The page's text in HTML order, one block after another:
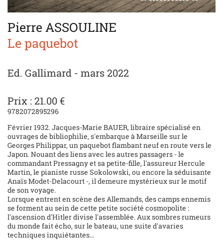
Pierre ASSOULINE
Le paquebot
Ed. Gallimard - mars 2022
Prix : 21.00 €
9782072895296
Février 1932. Jacques-Marie BAUER, libraire spécialisé en
ouvrages de bibliophilie, s'embarque à Marseille sur le
Georges Philippar, un paquebot flambant neuf en route vers le
Japon. Nouant des liens avec les autres passagers - le
commandant Pressagny et sa petite-fille, l'assureur Hercule
Martin, le pianiste russe Sokolowski, ou encore la séduisante
Anaïs Modet-Delacourt -, il demeure mystérieux sur le motif
de son voyage.
Lorsque entrent en scène des Allemands, des camps ennemis
se forment au sein de cette petite société cosmopolite :
l'ascension d'Hitler divise l'assemblée. Aux sombres rumeurs
du monde fait écho, sur le bateau, une suite d'avaries
techniques inquiétantes...